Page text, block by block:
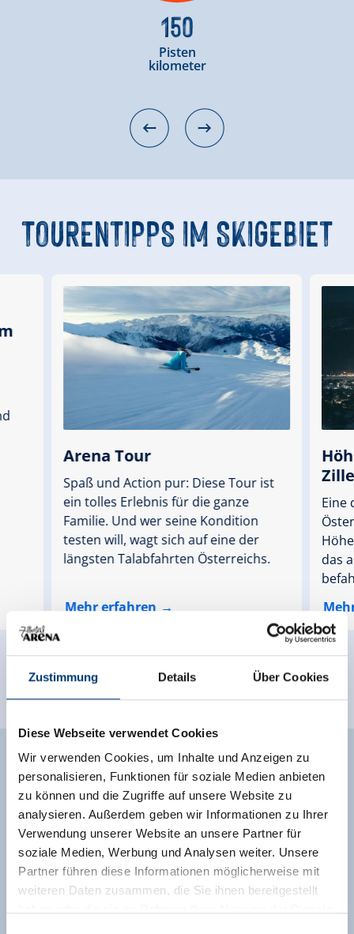
Zustimmung Details Über Cookies
Diese Webseite verwendet Cookies
Wir verwenden Cookies, um Inhalte und Anzeigen zu
personalisieren, Funktionen für soziale Medien anbieten
zu können und die Zugriffe auf unsere Website zu
analysieren. Außerdem geben wir Informationen zu Ihrer
Verwendung unserer Website an unsere Partner für
soziale Medien, Werbung und Analysen weiter. Unsere
Partner führen diese Informationen möglicherweise mit
weiteren Daten zusammen, die Sie ihnen bereitgestellt
150
Pisten
kilometer
TOURENTIPPSIM SKIGEBIET
Arena Tour
Spaß und Action pur: Diese Tour ist
ein tolles Erlebnis für die ganze
Familie. Und wer seine Kondition
testen will, wagt sich auf eine der
längsten Talabfahrten Österreichs.
Mehr erfahren
Eine
das
SPASS UND ACTION
GARANTIERT
Beim Rodeln im Zillertal ist für die ganze Familie, aber
auch für ambitionierte Rennrodler,
Spaßfaktor hoch
zehn gesichert. Denn was gibt es Schöneres, als